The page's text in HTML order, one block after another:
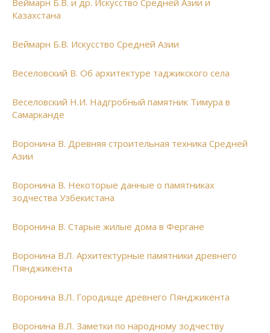
Веймарн Б.В. и др. Искусство Средней Азии и
Казахстана
Веймарн Б.В. Искусство Средней Азии
Веселовский В. Об архитектуре таджикского села
Веселовский Н.И. Надгробный памятник Тимура в
Самарканде
Воронина В. Древняя строительная техника Средней
Азии
Воронина В. Некоторые данные о памятниках
зодчества Узбекистана
Воронина В. Старые жилые дома в Фергане
Воронина В.Л. Архитектурные памятники древнего
Пянджикента
Воронина В.Л. Городище древнего Пянджикента
Воронина В.Л. Заметки по народному зодчеству